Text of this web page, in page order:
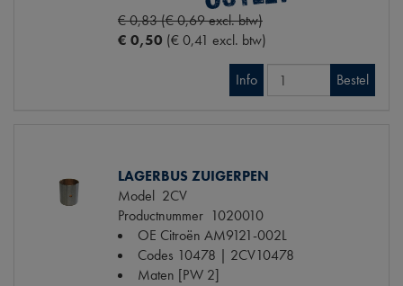
€ 0,83 (€ 0,69 excl. btw)
€ 0,50 (€ 0,41 excl. btw)
Info Bestel
LAGERBUS ZUIGERPEN
Model 2CV
Productnummer 1020010
OE Citroën AM9121-002L
Codes 10478 | 2CV10478
Maten [PW 2]